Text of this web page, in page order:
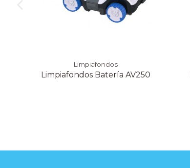
Limpiafondos
Limpiafondos Batería AV250